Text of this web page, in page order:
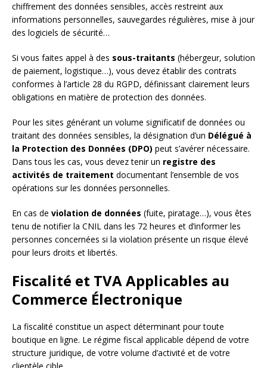
chiffrement des données sensibles, accès restreint aux
informations personnelles, sauvegardes régulières, mise à jour
des logiciels de sécurité…
Si vous faites appel à des sous-traitants (hébergeur, solution
de paiement, logistique…), vous devez établir des contrats
conformes à l’article 28 du RGPD, définissant clairement leurs
obligations en matière de protection des données.
Pour les sites générant un volume significatif de données ou
traitant des données sensibles, la désignation d’un Délégué à
la Protection des Données (DPO) peut s’avérer nécessaire.
Dans tous les cas, vous devez tenir un registre des
activités de traitement documentant l’ensemble de vos
opérations sur les données personnelles.
En cas de violation de données (fuite, piratage…), vous êtes
tenu de notifier la CNIL dans les 72 heures et d’informer les
personnes concernées si la violation présente un risque élevé
pour leurs droits et libertés.
Fiscalité et TVA Applicables au
Commerce Électronique
La fiscalité constitue un aspect déterminant pour toute
boutique en ligne. Le régime fiscal applicable dépend de votre
structure juridique, de votre volume d’activité et de votre